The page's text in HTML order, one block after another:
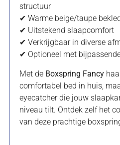
structuur
✔ Warme beige/taupe
✔ Uitstekend slaapcomfort
✔ Verkrijgbaar in diverse
✔ Optioneel met
Met de Boxspring Fancy
comfortabel bed in huis,
eyecatcher die jouw
niveau tilt. Ontdek zelf het
van deze prachtige